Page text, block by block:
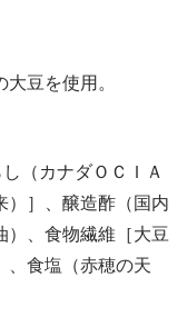
豆を使用。
（カナダＯＣＩＡ
）］、醸造酢（国内
）、食物繊維［大豆
、食塩（赤穂の天